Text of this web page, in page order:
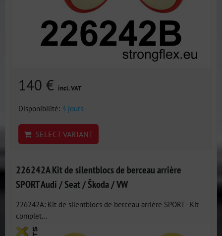
140 € incl. VAT
Disponibilité: 3 jours
SELECT VARIANT
226242A Kit de silentblocs de berceau arrière
SPORT Audi / Seat / Škoda / VW
226242A: Kit de silentblocs de berceau arrière SPORT - Kit
complet...